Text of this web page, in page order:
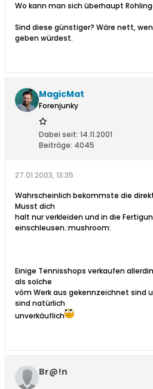
Wo kann man sich überhaupt
Sind diese günstiger? Wäre nett,
geben würdest.
MagicMat
Forenjunky
Dabei seit: 14.11.2001
Beiträge: 4045
27.01.2003, 13:35
Wahrscheinlich bekommste die
Musst dich
halt nur verkleiden und in die
einschleusen.:mushroom:
Einige Tennisshops verkaufen
als solche
vóm Werk aus gekennzeichnet sind
sind natürlich
unverkäuflich
Br@!n